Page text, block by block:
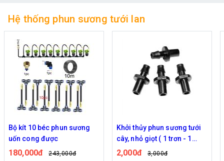
Hệ thống phun sương tưới lan
Bộ kít 10 béc phun sương
uốn cong được
180,000đ 243,000đ
Khởi thủy phun sương tưới
cây, nhỏ giọt ( 1 trơn - 1
ngạnh )
2,000đ
3,000đ